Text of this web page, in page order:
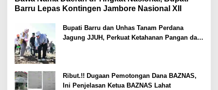
Barru Lepas Kontingen Jambore Nasional XII
Bupati Barru dan Unhas Tanam Perdana
Jagung JJUH, Perkuat Ketahanan Pangan dan
Ribut.!! Dugaan Pemotongan Dana BAZNAS,
Ini Penjelasan Ketua BAZNAS Lahat